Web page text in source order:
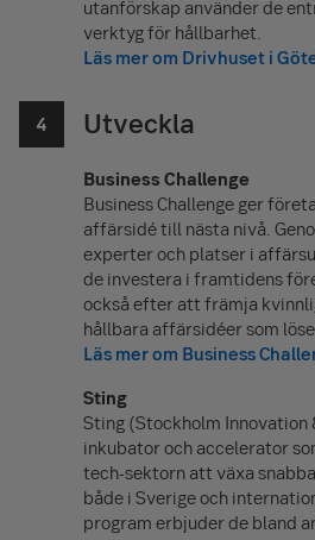
utanförskap använder de
verktyg för hållbarhet.
Läs mer om Drivhuset i
Utveckla
Business Challenge
Business Challenge ger
affärsidé till nästa nivå.
experter och platser i
de investera i framtidens
också efter att främja
hållbara affärsidéer som
Läs mer om Business
Sting
Sting (Stockholm Innovation
inkubator och accelerator
tech-sektorn att växa
både i Sverige och
program erbjuder de bland